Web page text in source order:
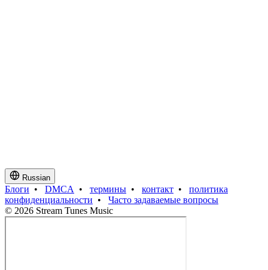
Russian
Блоги • DMCA • термины • контакт • политика
конфиденциальности • Часто задаваемые вопросы
© 2026 Stream Tunes Music